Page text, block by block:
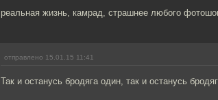
реальная жизнь, камрад, страшнее любого
отправлено 15.01.15 11:41
Так и останусь бродяга один, так и останусь